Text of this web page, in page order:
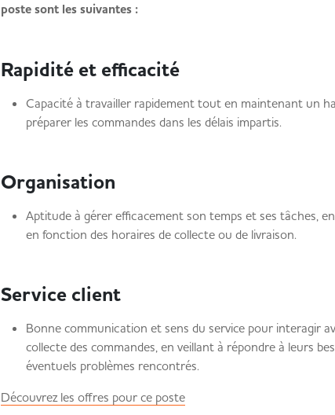
poste sont les suivantes :
Rapidité et efficacité
Capacité à travailler rapidement tout en maintenant un
préparer les commandes dans les délais impartis.
Organisation
Aptitude à gérer efficacement son temps et ses tâches,
en fonction des horaires de collecte ou de livraison.
Service client
Bonne communication et sens du service pour interagir
collecte des commandes, en veillant à répondre à leurs
éventuels problèmes rencontrés.
Découvrez les offres pour ce poste